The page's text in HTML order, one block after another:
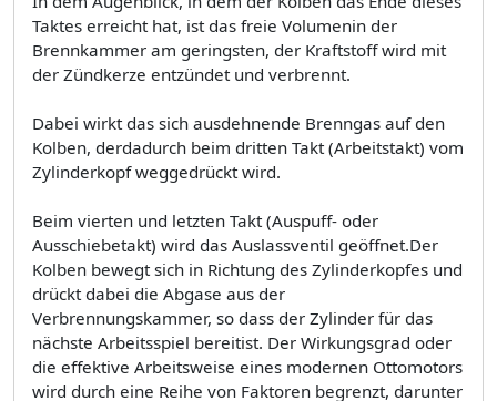
Taktes erreicht hat, ist das freie Volumenin der
Brennkammer am geringsten, der Kraftstoff wird mit
der Zündkerze entzündet und verbrennt.
Dabei wirkt das sich ausdehnende Brenngas auf den
Kolben, derdadurch beim dritten Takt (Arbeitstakt) vom
Zylinderkopf weggedrückt wird.
Beim vierten und letzten Takt (Auspuff- oder
Ausschiebetakt) wird das Auslassventil geöffnet.Der
Kolben bewegt sich in Richtung des Zylinderkopfes und
drückt dabei die Abgase aus der
Verbrennungskammer, so dass der Zylinder für das
nächste Arbeitsspiel bereitist. Der Wirkungsgrad oder
die effektive Arbeitsweise eines modernen Ottomotors
wird durch eine Reihe von Faktoren begrenzt, darunter